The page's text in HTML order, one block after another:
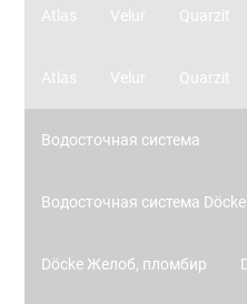
Atlas
Atlas
Velur
Velur
Quarzit
Quarzit
Водосточная система
Водосточная система Döcke
Döcke Желоб, пломбир